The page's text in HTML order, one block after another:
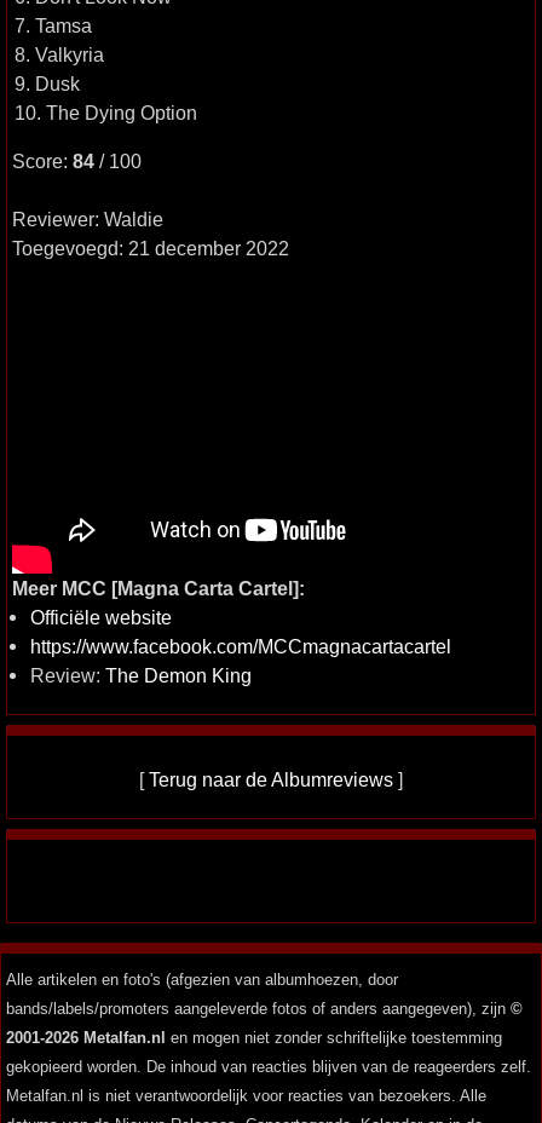
7. Tamsa
8. Valkyria
9. Dusk
10. The Dying Option
Score: 84 / 100
Reviewer: Waldie
Toegevoegd: 21 december 2022
Meer MCC [Magna Carta Cartel]:
Officiële website
https://www.facebook.com/MCCmagnacartacartel
Review: The Demon King
[Terug naar de Albumreviews ]
Alle artikelen en foto's (afgezien van albumhoezen, door
bands/labels/promoters aangeleverde fotos of anders aangegeven), zijn ©
2001-2026 Metalfan.nl en mogen niet zonder schriftelijke toestemming
gekopieerd worden. De inhoud van reacties blijven van de reageerders zelf.
Metalfan.nl is niet verantwoordelijk voor reacties van bezoekers. Alle